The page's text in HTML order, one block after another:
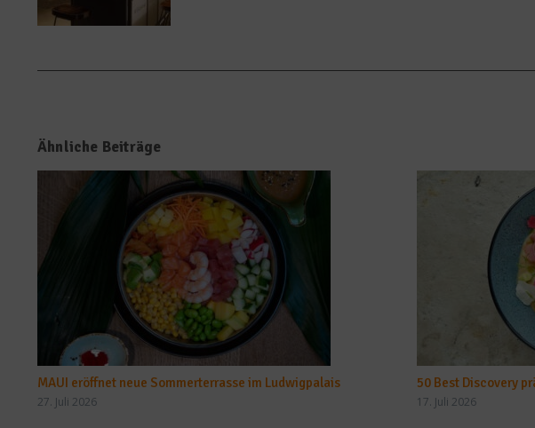
Ähnliche Beiträge
MAUI eröffnet neue Sommerterrasse im Ludwigpalais
27. Juli 2026
50 Best Discovery
17. Juli 2026